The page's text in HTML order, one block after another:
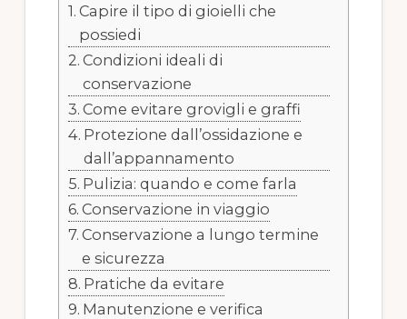
Capire il tipo di gioielli che
possiedi
Condizioni ideali di
conservazione
Come evitare grovigli e graffi
Protezione dall’ossidazione e
dall’appannamento
Pulizia: quando e come farla
Conservazione in viaggio
Conservazione a lungo termine
e sicurezza
Pratiche da evitare
Manutenzione e verifica